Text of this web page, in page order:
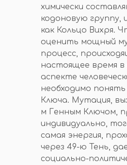
химически
кодоновую группу,
как Кольцо Вихря.
оценить мощный
процесс,
настоящее время
аспекте
необходимо
Ключа. Мутация,
м Генным Ключом,
индивидуально,
самая энергия,
через 49-ю Тень,
социально-